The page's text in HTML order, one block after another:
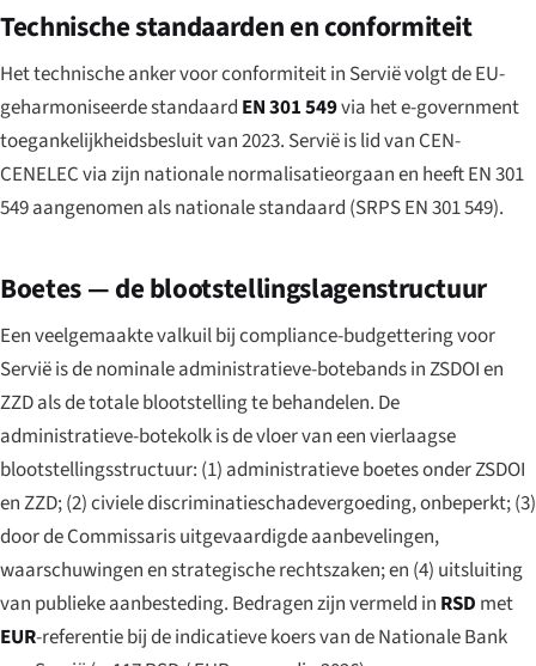
Technische standaarden en conformiteit
Het technische anker voor conformiteit in Servië volgt de EU-
geharmoniseerde standaard EN 301 549via het e-government
toegankelijkheidsbesluit van 2023. Servië is lid van CEN-
CENELEC via zijn nationale normalisatieorgaan en heeft EN 301
549 aangenomen als nationale standaard (SRPS EN 301 549).
Boetes — de blootstellingslagenstructuur
Een veelgemaakte valkuil bij compliance-budgettering voor
Servië is de nominale administratieve-botebands in ZSDOI en
ZZD als de totale blootstelling te behandelen. De
administratieve-botekolk is de vloer van een vierlaagse
blootstellingsstructuur: (1) administratieve boetes onder ZSDOI
en ZZD; (2) civiele discriminatieschadevergoeding, onbeperkt; (3)
door de Commissaris uitgevaardigde aanbevelingen,
waarschuwingen en strategische rechtszaken; en (4) uitsluiting
van publieke aanbesteding. Bedragen zijn vermeld in RSD met
EUR-referentie bij de indicatieve koers van de Nationale Bank